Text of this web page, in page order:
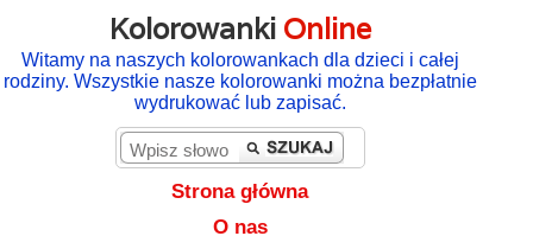
Kolorowanki Online
Witamy na naszych kolorowankach dla dzieci i całej
rodziny. Wszystkie nasze kolorowanki można bezpłatnie
wydrukować lub zapisać.
Strona główna
O nas